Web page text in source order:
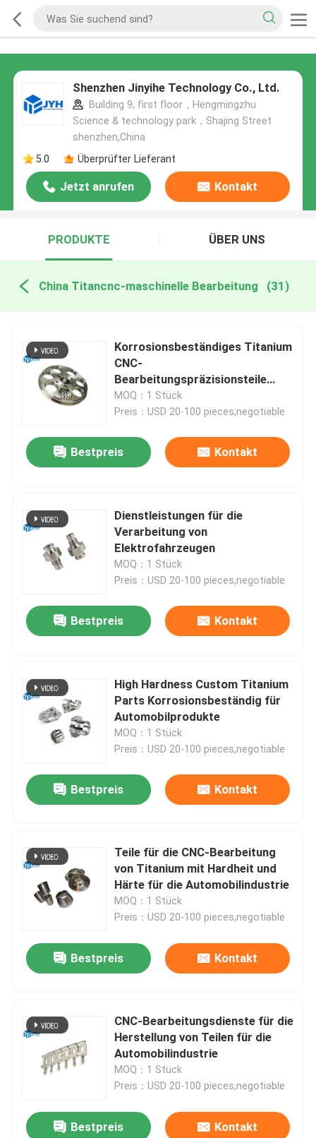
Shenzhen Jinyihe Technology Co., Ltd.
Building 9, first floor，Hengmingzhu
Science & technology park，Shajing Street
shenzhen,China
5.0
Überprüfter Lieferant
Jetzt anrufen Kontakt
PRODUKTE ÜBER UNS
China Titancnc-maschinelle Bearbeitung (31)
Korrosionsbeständiges Titanium
CNC-
Bearbeitungspräzisionsteile
0,005 mm Toleranz
MOQ：1 Stück
Preis：USD 20-100 pieces,negotiable
Bestpreis Kontakt
Dienstleistungen für die
Verarbeitung von
Elektrofahrzeugen
MOQ：1 Stück
Preis：USD 20-100 pieces,negotiable
Bestpreis Kontakt
High Hardness Custom Titanium
Parts Korrosionsbeständig für
Automobilprodukte
MOQ：1 Stück
Preis：USD 20-100 pieces,negotiable
Bestpreis Kontakt
Teile für die CNC-Bearbeitung
von Titanium mit Hardheit und
Härte für die Automobilindustrie
MOQ：1 Stück
Preis：USD 20-100 pieces,negotiable
Bestpreis Kontakt
CNC-Bearbeitungsdienste für die
Herstellung von Teilen für die
Automobilindustrie
MOQ：1 Stück
Preis：USD 20-100 pieces,negotiable
Bestpreis Kontakt